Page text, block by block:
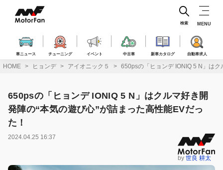
ス
車ニュース チューニング イベント 中古車 新車カタログ 自動車求人
検索 MENU
HOME ヒョンデ アイオニック５ 650psの「ヒョンデ IONIQ 5 N」はク
650psの「ヒョンデ IONIQ 5 N」はクルマ好き開
発陣の“本気の遊び心”が詰まった高性能EVだっ
た！
2024.04.25 16:37
by 世良 耕太